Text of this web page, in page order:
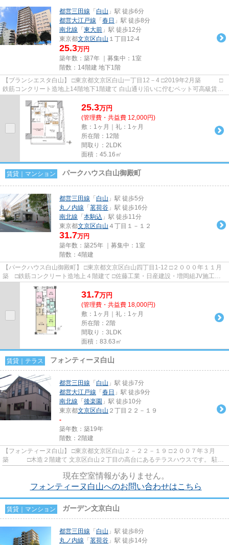
都営三田線 「 白山 」駅 徒歩6分
都営大江戸線 「 春日 」駅 徒歩8分
南北線 「 東大前 」駅 徒歩12分
東京都文京区白山 １丁目12-4
25.3万円
築年数：築7年 ｜募集中： 1室
階数：14階建 地下1階
【ブランシエスタ白山】 □東京都文京区白山一丁目12－4 □2019年2月築 □
鉄筋コンクリート造地上14階地下1階建て 白山通り沿いに佇むペット可高級賃貸
25.3万円
(管理費・共益費 12,000円)
敷：1ヶ月｜礼：1ヶ月
所在階：12階
間取り：2LDK
面積：45.16㎡
賃貸｜マンション パークハウス白山御殿町
都営三田線 「 白山 」駅 徒歩5分
丸ノ内線 「 茗荷谷 」駅 徒歩16分
南北線 「 本駒込 」駅 徒歩11分
東京都文京区白山 ４丁目１－１２
31.7万円
築年数：築25年 ｜募集中： 1室
階数：4階建
【パークハウス白山御殿町】 □東京都文京区白山四丁目1-12 □２０００年１１月
築 □鉄筋コンクリート造地上４階建て □佐藤工業・日産建設・増岡組JV施工 □
三菱地所・日新建物旧分譲...
31.7万円
(管理費・共益費 18,000円)
敷：1ヶ月｜礼：1ヶ月
所在階：2階
間取り：3LDK
面積：83.63㎡
賃貸｜テラス フォンティーヌ白山
都営三田線 「 白山 」駅 徒歩7分
都営大江戸線 「 春日 」駅 徒歩9分
南北線 「 後楽園 」駅 徒歩10分
東京都文京区白山 ２丁目２２－１９
-
築年数：築19年
階数：2階建
【フォンティーヌ白山】 □東京都文京区白山２－２２－１９ □２００７年３月
築 □木造２階建て 文京区白山２丁目の高台にあるテラスハウスです。 駐車
現在空室情報がありません。
フォンティーヌ白山へのお問い合わせはこちら
賃貸｜マンション ガーデン文京白山
都営三田線 「 白山 」駅 徒歩8分
丸ノ内線 「 茗荷谷 」駅 徒歩14分